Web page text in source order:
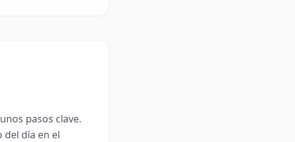
pasos clave.
día en el